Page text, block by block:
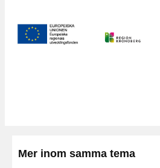
Mer inom samma tema